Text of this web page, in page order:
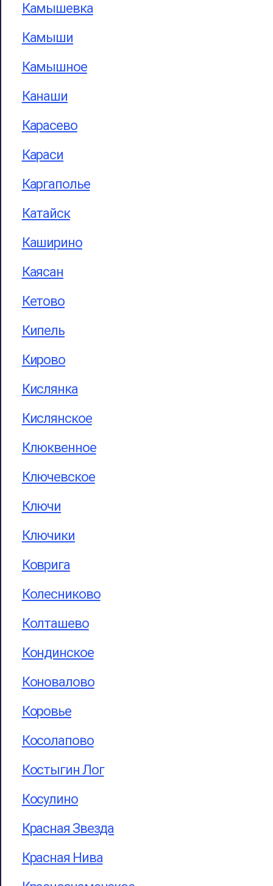
Камышевка
Камыши
Камышное
Канаши
Карасево
Караси
Каргаполье
Катайск
Каширино
Каясан
Кетово
Кипель
Кирово
Кислянка
Кислянское
Клюквенное
Ключевское
Ключи
Ключики
Коврига
Колесниково
Колташево
Кондинское
Коновалово
Коровье
Косолапово
Костыгин Лог
Косулино
Красная Звезда
Красная Нива